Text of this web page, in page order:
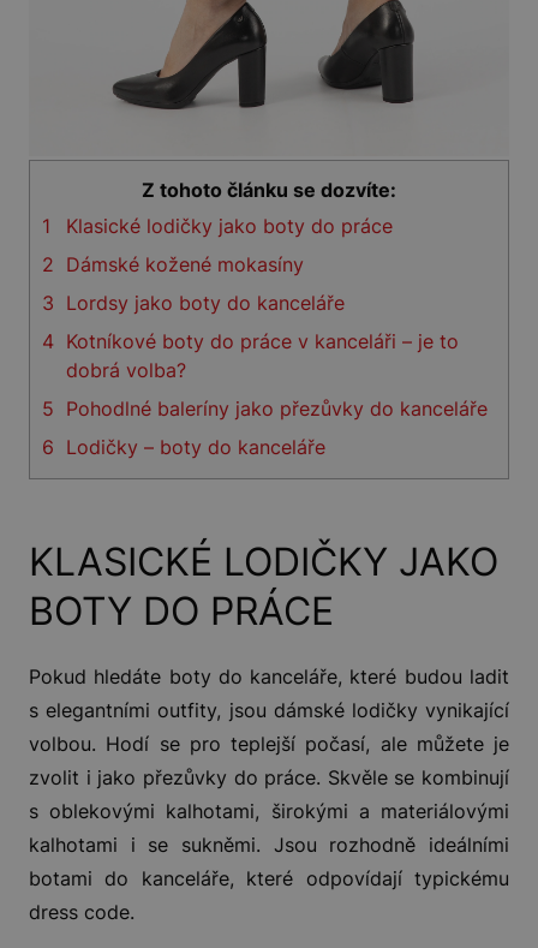
Z tohoto článku se dozvíte:
1
Klasické lodičky jako boty do práce
2 Dámské kožené mokasíny
3 Lordsy jako boty do kanceláře
4 Kotníkové boty do práce v kanceláři – je to
dobrá volba?
5 Pohodlné baleríny jako přezůvky do kanceláře
6 Lodičky – boty do kanceláře
KLASICKÉ LODIČKY JAKO
BOTY DO PRÁCE
Pokud hledáte boty do kanceláře, které budou ladit
s elegantními outfity, jsou dámské lodičky vynikající
volbou. Hodí se pro teplejší počasí, ale můžete je
zvolit i jako přezůvky do práce. Skvěle se kombinují
s oblekovými kalhotami, širokými a materiálovými
kalhotami i se sukněmi. Jsou rozhodně ideálními
botami do kanceláře, které odpovídají typickému
dress code.